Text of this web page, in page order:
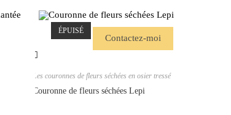
ÉPUISÉ
Contactez-moi
Les couronnes de fleurs séchées en osier tressé
Couronne de fleurs séchées Lepi